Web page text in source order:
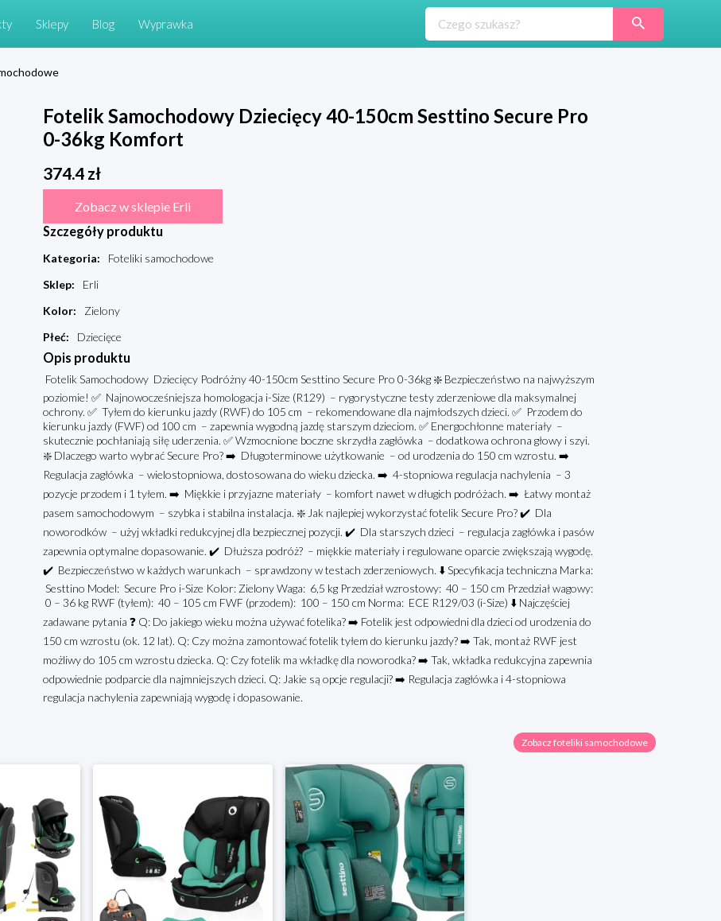
Sklepy Blog Wyprawka
Fotelik Samochodowy Dziecięcy 40-150cm Sesttino Secure Pro
0-36kg Komfort
374.4zł
Zobacz w sklepie Erli
Szczegóły produktu
Kategoria:
Foteliki samochodowe
Sklep:
Erli
Kolor:
Zielony
Płeć: Dziecięce
Opis produktu
Fotelik Samochodowy Dziecięcy Podróżny 40-150cm Sesttino Secure Pro 0-36kg ❇️ Bezpieczeństwo na najwyższym
poziomie! ✅ Najnowocześniejsza homologacja i-Size (R129) – rygorystyczne testy zderzeniowe dla maksymalnej
ochrony. ✅ Tyłem do kierunku jazdy (RWF) do 105 cm – rekomendowane dla najmłodszych dzieci. ✅ Przodem do
kierunku jazdy (FWF) od 100 cm – zapewnia wygodną jazdę starszym dzieciom. ✅ Energochłonne materiały –
skutecznie pochłaniają siłę uderzenia. ✅ Wzmocnione boczne skrzydła zagłówka – dodatkowa ochrona głowy i szyi.
❇️ Dlaczego warto wybrać Secure Pro? ➡️ Długoterminowe użytkowanie – od urodzenia do 150 cm wzrostu. ➡️
Regulacja zagłówka – wielostopniowa, dostosowana do wieku dziecka. ➡️ 4-stopniowa regulacja nachylenia – 3
pozycje przodem i 1 tyłem. ➡️ Miękkie i przyjazne materiały – komfort nawet w długich podróżach. ➡️ Łatwy montaż
pasem samochodowym – szybka i stabilna instalacja. ❇️ Jak najlepiej wykorzystać fotelik Secure Pro? ✔️ Dla
noworodków – użyj wkładki redukcyjnej dla bezpiecznej pozycji. ✔️ Dla starszych dzieci – regulacja zagłówka i pasów
zapewnia optymalne dopasowanie. ✔️ Dłuższa podróż? – miękkie materiały i regulowane oparcie zwiększają wygodę.
✔️ Bezpieczeństwo w każdych warunkach – sprawdzony w testach zderzeniowych. ⬇️ Specyfikacja techniczna Marka:
Sesttino Model: Secure Pro i-Size Kolor: Zielony Waga: 6,5 kg Przedział wzrostowy: 40 – 150 cm Przedział wagowy:
0 – 36 kg RWF (tyłem): 40 – 105 cm FWF (przodem): 100 – 150 cm Norma: ECE R129/03 (i-Size) ⬇️ Najczęściej
zadawane pytania ❓ Q: Do jakiego wieku można używać fotelika? ➡️ Fotelik jest odpowiedni dla dzieci od urodzenia do
150 cm wzrostu (ok. 12 lat). Q: Czy można zamontować fotelik tyłem do kierunku jazdy? ➡️ Tak, montaż RWF jest
możliwy do 105 cm wzrostu dziecka. Q: Czy fotelik ma wkładkę dla noworodka? ➡️ Tak, wkładka redukcyjna zapewnia
odpowiednie podparcie dla najmniejszych dzieci. Q: Jakie są opcje regulacji? ➡️ Regulacja zagłówka i 4-stopniowa
regulacja nachylenia zapewniają wygodę i dopasowanie.
Zobacz foteliki samochodowe